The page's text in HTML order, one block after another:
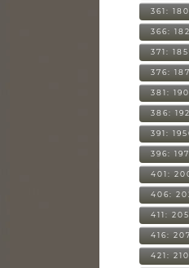
361:
366:
371:
376:
381:
386:
391:
396:
401:
406:
411:
416:
421: